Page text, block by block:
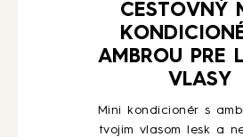
CESTOVNÝ
AMBROU PRE
VLASY
Mini kondicionér s
tvojim vlasom lesk a